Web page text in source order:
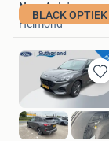
BLACK OPTIEK
Nma Auto's
Helmond
in
Mijn